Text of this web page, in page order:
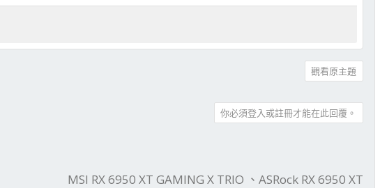
觀看原主題
你必須登入或註冊才能在此回覆。
MSI RX 6950 XT GAMING X TRIO 、ASRock RX 6950 XT